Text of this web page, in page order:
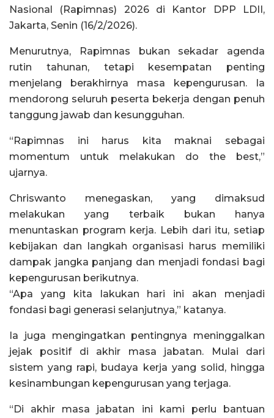
Nasional (Rapimnas) 2026 di Kantor DPP LDII,
Jakarta, Senin (16/2/2026).
Menurutnya, Rapimnas bukan sekadar agenda
rutin tahunan, tetapi kesempatan penting
menjelang berakhirnya masa kepengurusan. Ia
mendorong seluruh peserta bekerja dengan penuh
tanggung jawab dan kesungguhan.
“Rapimnas ini harus kita maknai sebagai
momentum untuk melakukan do the best,”
ujarnya.
Chriswanto menegaskan, yang dimaksud
melakukan yang terbaik bukan hanya
menuntaskan program kerja. Lebih dari itu, setiap
kebijakan dan langkah organisasi harus memiliki
dampak jangka panjang dan menjadi fondasi bagi
kepengurusan berikutnya.
“Apa yang kita lakukan hari ini akan menjadi
fondasi bagi generasi selanjutnya,” katanya.
Ia juga mengingatkan pentingnya meninggalkan
jejak positif di akhir masa jabatan. Mulai dari
sistem yang rapi, budaya kerja yang solid, hingga
kesinambungan kepengurusan yang terjaga.
“Di akhir masa jabatan ini kami perlu bantuan